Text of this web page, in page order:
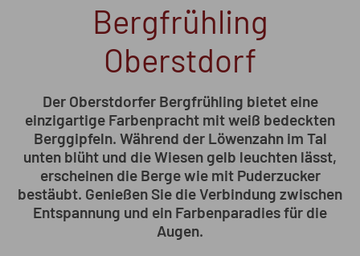
Bergfrühling
Oberstdorf
Der Oberstdorfer Bergfrühling bietet eine
einzigartige Farbenpracht mit weiß bedeckten
Berggipfeln. Während der Löwenzahn im Tal
unten blüht und die Wiesen gelb leuchten lässt,
erscheinen die Berge wie mit Puderzucker
bestäubt. Genießen Sie die Verbindung zwischen
Entspannung und ein Farbenparadies für die
Augen.